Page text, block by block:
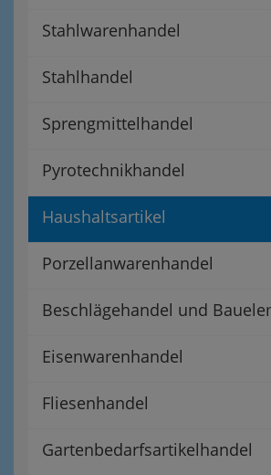
Stahlwarenhandel
Stahlhandel
Sprengmittelhandel
Pyrotechnikhandel
Haushaltsartikel
Porzellanwarenhandel
Beschlägehandel und
Eisenwarenhandel
Fliesenhandel
Gartenbedarfsartikelhandel